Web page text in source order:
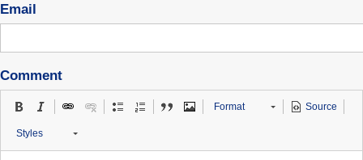
Email
Comment
Format Source
Styles